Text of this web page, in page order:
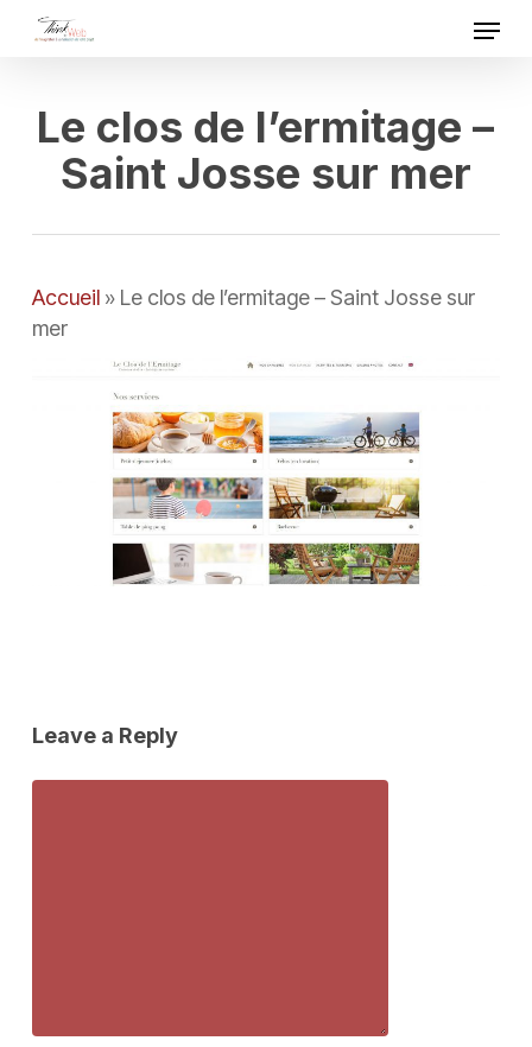
Menu
Le clos de l’ermitage –
Saint Josse sur mer
Accueil» Le clos de l’ermitage – Saint Josse sur
mer
Leave a Reply